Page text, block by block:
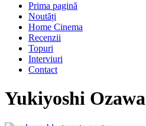
Prima pagină
Noutăți
Home Cinema
Recenzii
Topuri
Interviuri
Contact
Yukiyoshi Ozawa